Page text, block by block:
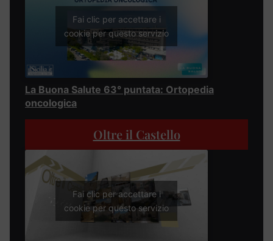
Fai clic per accettare i
cookie per questo servizio
La Buona Salute 63° puntata: Ortopedia
oncologica
Oltre il Castello
Fai clic per accettare i
cookie per questo servizio